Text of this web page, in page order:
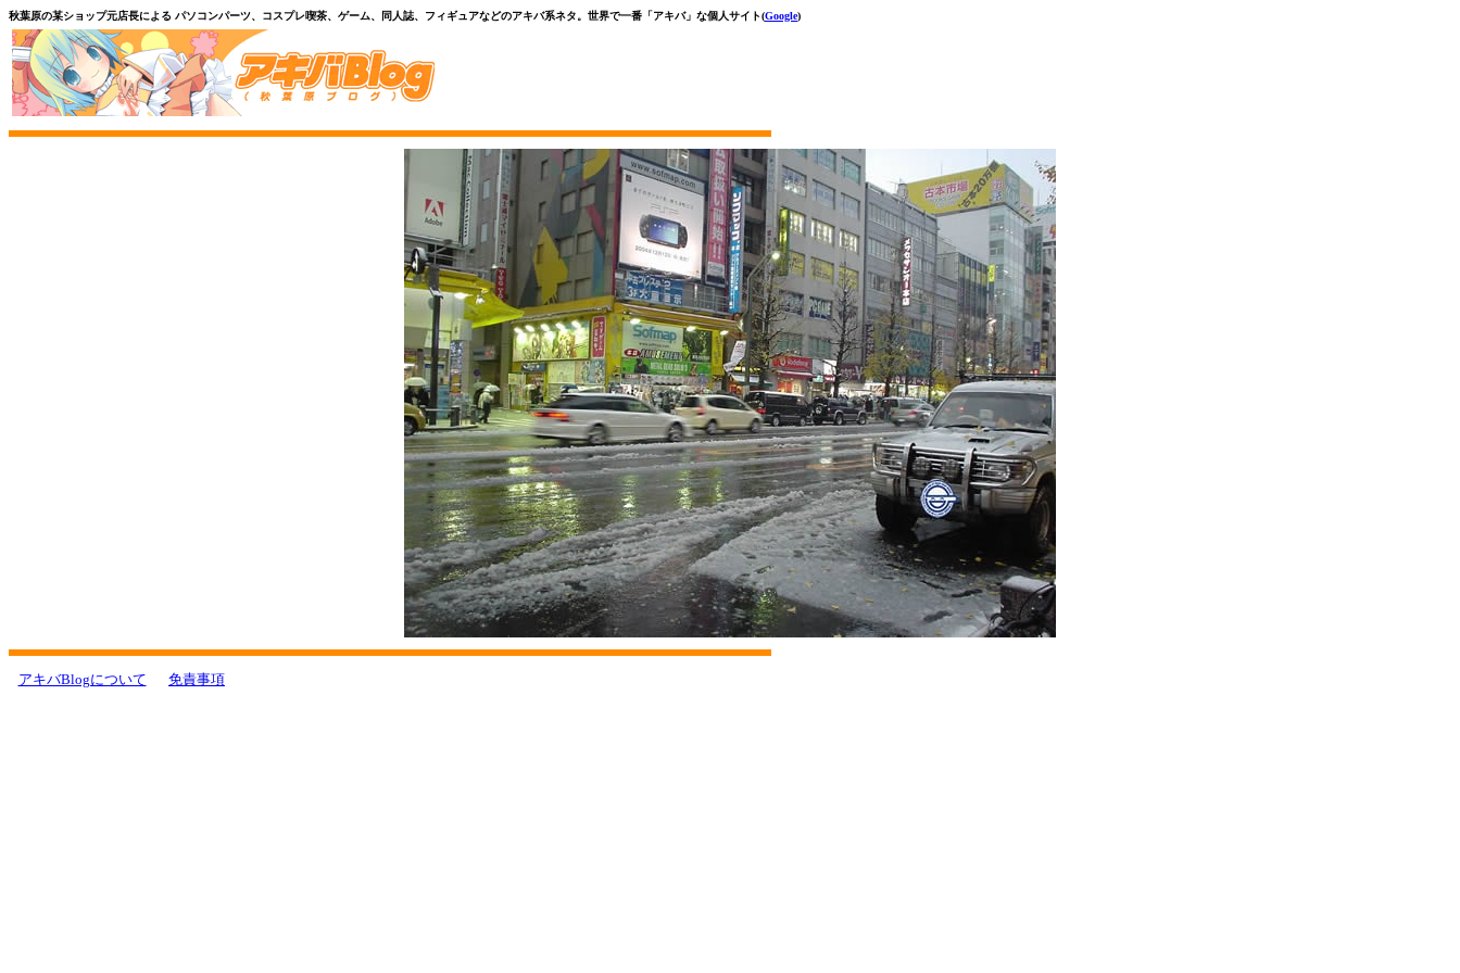
秋葉原の某ショップ元店長による パソコンパーツ、コスプレ喫茶、ゲーム、同人誌、フィギュアなどのアキバ系ネタ。世界で一番「アキバ」な個人サイト(Google)
アキバBlogについて 免責事項